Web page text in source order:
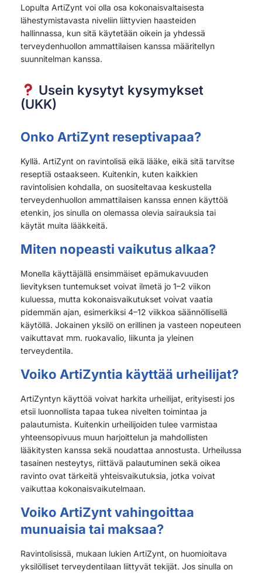
Lopulta ArtiZynt voi olla osa kokonaisvaltaisesta
lähestymistavasta niveliin liittyvien haasteiden
hallinnassa, kun sitä käytetään oikein ja yhdessä
terveydenhuollon ammattilaisen kanssa määritellyn
suunnitelman kanssa.
Usein kysytyt kysymykset
(UKK)
Onko ArtiZynt reseptivapaa?
Kyllä. ArtiZynt on ravintolisä eikä lääke, eikä sitä tarvitse
reseptiä ostaakseen. Kuitenkin, kuten kaikkien
ravintolisien kohdalla, on suositeltavaa keskustella
terveydenhuollon ammattilaisen kanssa ennen käyttöä
etenkin, jos sinulla on olemassa olevia sairauksia tai
käytät muita lääkkeitä.
Miten nopeasti vaikutus alkaa?
Monella käyttäjällä ensimmäiset epämukavuuden
lievityksen tuntemukset voivat ilmetä jo 1–2 viikon
kuluessa, mutta kokonaisvaikutukset voivat vaatia
pidemmän ajan, esimerkiksi 4–12 viikkoa säännöllisellä
käytöllä. Jokainen yksilö on erillinen ja vasteen nopeuteen
vaikuttavat mm. ruokavalio, liikunta ja yleinen
terveydentila.
Voiko ArtiZyntia käyttää urheilijat?
ArtiZyntyn käyttöä voivat harkita urheilijat, erityisesti jos
etsii luonnollista tapaa tukea nivelten toimintaa ja
palautumista. Kuitenkin urheilijoiden tulee varmistaa
yhteensopivuus muun harjoittelun ja mahdollisten
lääkitysten kanssa sekä noudattaa annostusta. Urheilussa
tasainen nesteytys, riittävä palautuminen sekä oikea
ravinto ovat tärkeitä yhteisvaikutuksia, jotka voivat
vaikuttaa kokonaisvaikutelmaan.
Voiko ArtiZynt vahingoittaa
munuaisia tai maksaa?
Ravintolisissä, mukaan lukien ArtiZynt, on huomioitava
yksilölliset terveydentilaan liittyvät tekijät. Jos sinulla on